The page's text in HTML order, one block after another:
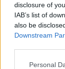
disclosure of
IAB’s list of
also be
Downstream
Personal
kísérlete
Greendex Szemle